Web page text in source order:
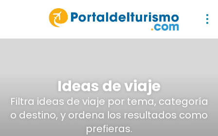
Ideas de viaje
Filtra ideas de viaje por tema, categoría
o destino, y ordena los resultados como
prefieras.